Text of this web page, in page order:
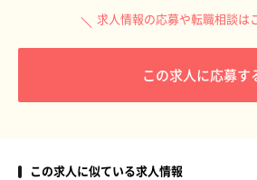
求人情報の応募や転職相談は
この求人に応募す
この求人に似ている求人情報